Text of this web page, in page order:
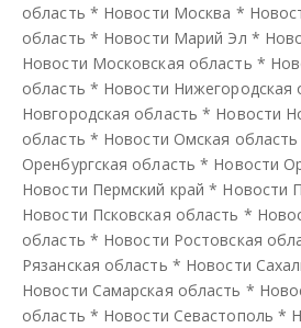
область * Новости Москва *
область * Новости Марий Эл *
Новости Московская область *
область * Новости Нижегородская
Новгородская область * Новости
область * Новости Омская область
Оренбургская область * Новости
Новости Пермский край * Новости
Новости Псковская область *
область * Новости Ростовская
Рязанская область * Новости
Новости Самарская область *
область * Новости Севастополь *